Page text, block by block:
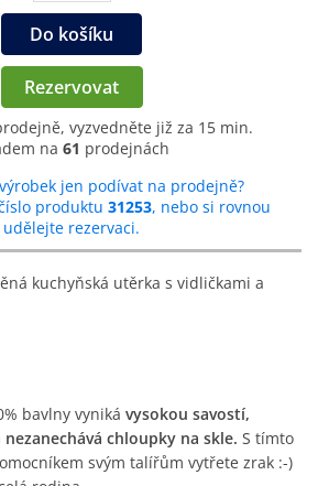
Do košíku
Rezervovat
vyzvedněte již za 15 min.
na 61 prodejnách
jen podívat na prodejně?
produktu 31253, nebo si rovnou
udělejte rezervaci.
bavlny vyniká vysokou savostí,
chloupky na skle. S tímto
svým talířům vytřete zrak :-)